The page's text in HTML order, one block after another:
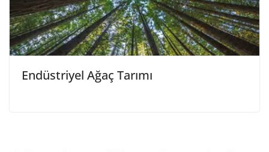
Endüstriyel Ağaç Tarımı